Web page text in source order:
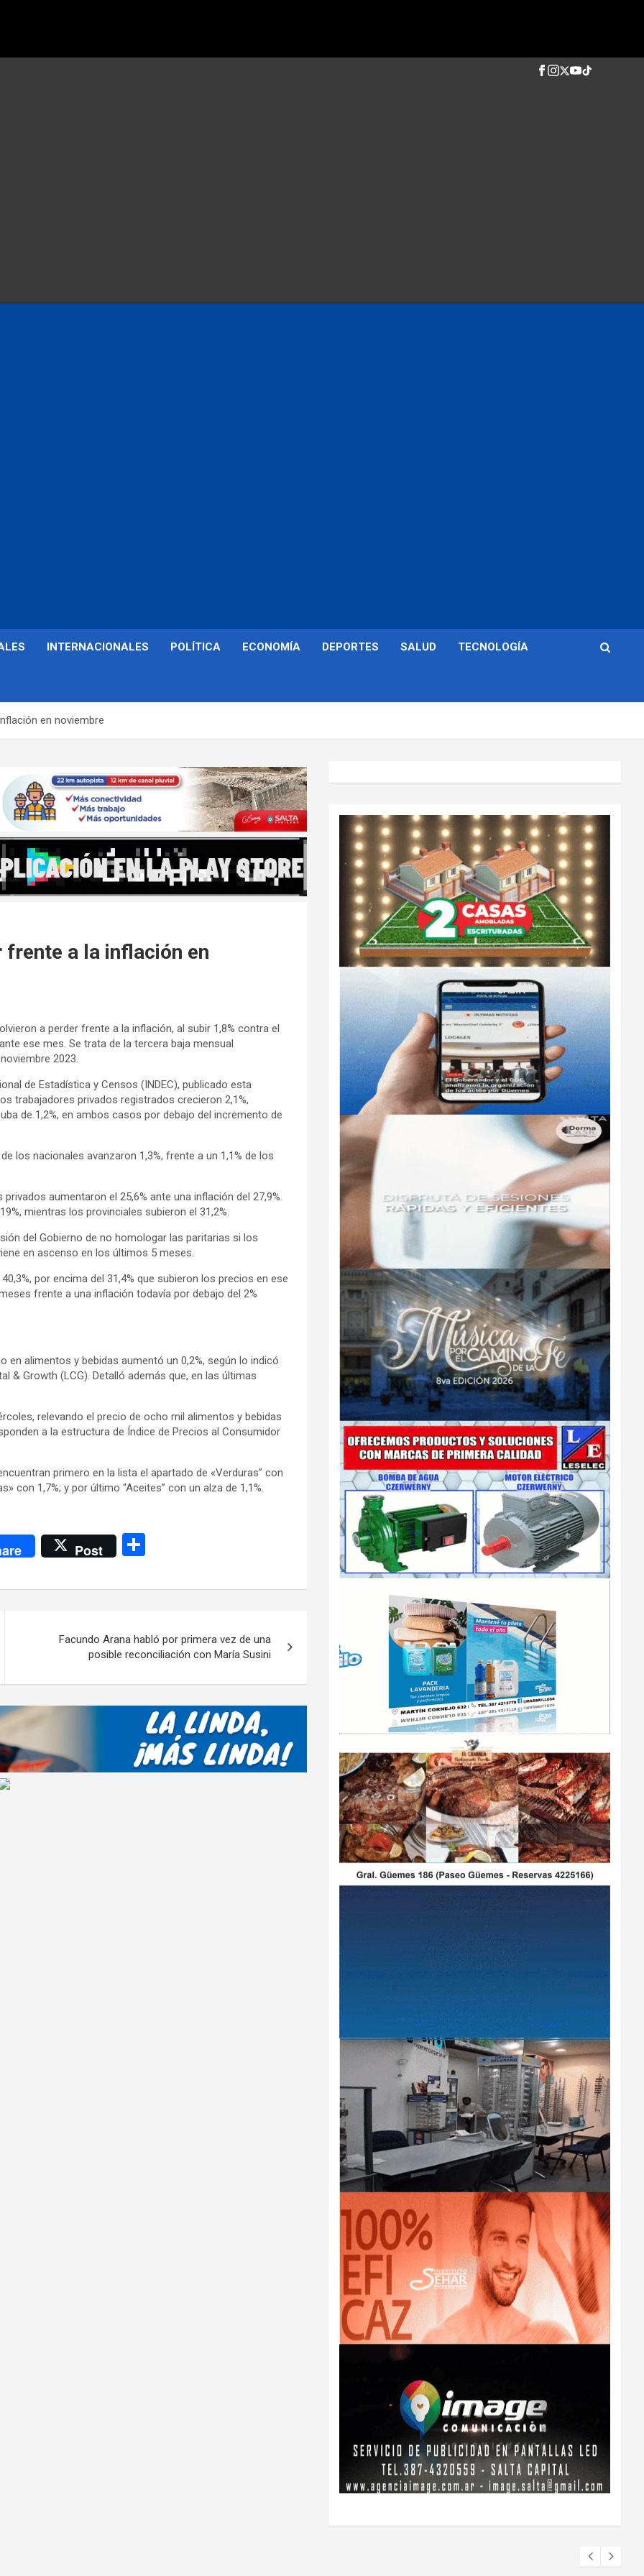
INTERNACIONALES POLÍTICA ECONOMÍA DEPORTES SALUD TECNOLOGÍA
en noviembre
a la inflación en
a perder frente a la inflación, al subir 1,8% contra el
ese mes. Se trata de la tercera baja mensual
2023.
de Estadística y Censos (INDEC), publicado esta
trabajadores privados registrados crecieron 2,1%,
de 1,2%, en ambos casos por debajo del incremento de
los nacionales avanzaron 1,3%, frente a un 1,1% de los
aumentaron el 25,6% ante una inflación del 27,9%.
mientras los provinciales subieron el 31,2%.
del Gobierno de no homologar las paritarias si los
en ascenso en los últimos 5 meses.
por encima del 31,4% que subieron los precios en ese
frente a una inflación todavía por debajo del 2%
en alimentos y bebidas aumentó un 0,2%, según lo indicó
& Growth (LCG). Detalló además que, en las últimas
relevando el precio de ocho mil alimentos y bebidas
a la estructura de Índice de Precios al Consumidor
primero en la lista el apartado de «Verduras” con
con 1,7%; y por último “Aceites” con un alza de 1,1%.
Post
m
ar
tir
Facundo Arana habló por primera vez de una
posible reconciliación con María Susini